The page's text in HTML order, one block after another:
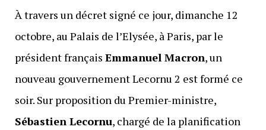
À travers un décret signé ce jour, dimanche 12
octobre, au Palais de l’Elysée, à Paris, par le
président français Emmanuel Macron, un
nouveau gouvernement Lecornu 2 est formé ce
soir. Sur proposition du Premier-ministre,
Sébastien Lecornu, chargé de la planification